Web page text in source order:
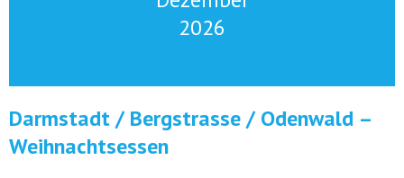
2026
Darmstadt / Bergstrasse / Odenwald –
Weihnachtsessen